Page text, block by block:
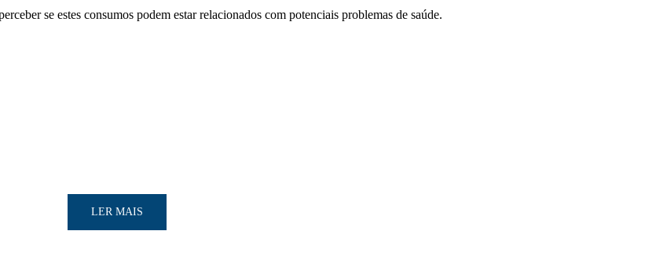
se estes consumos podem estar relacionados com potenciais problemas de saúde.
LER MAIS